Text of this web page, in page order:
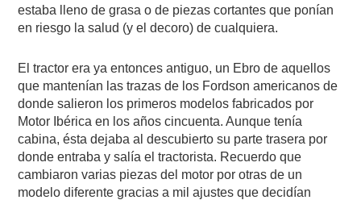
estaba lleno de grasa o de piezas cortantes que ponían
en riesgo la salud (y el decoro) de cualquiera.
El tractor era ya entonces antiguo, un Ebro de aquellos
que mantenían las trazas de los Fordson americanos de
donde salieron los primeros modelos fabricados por
Motor Ibérica en los años cincuenta. Aunque tenía
cabina, ésta dejaba al descubierto su parte trasera por
donde entraba y salía el tractorista. Recuerdo que
cambiaron varias piezas del motor por otras de un
modelo diferente gracias a mil ajustes que decidían